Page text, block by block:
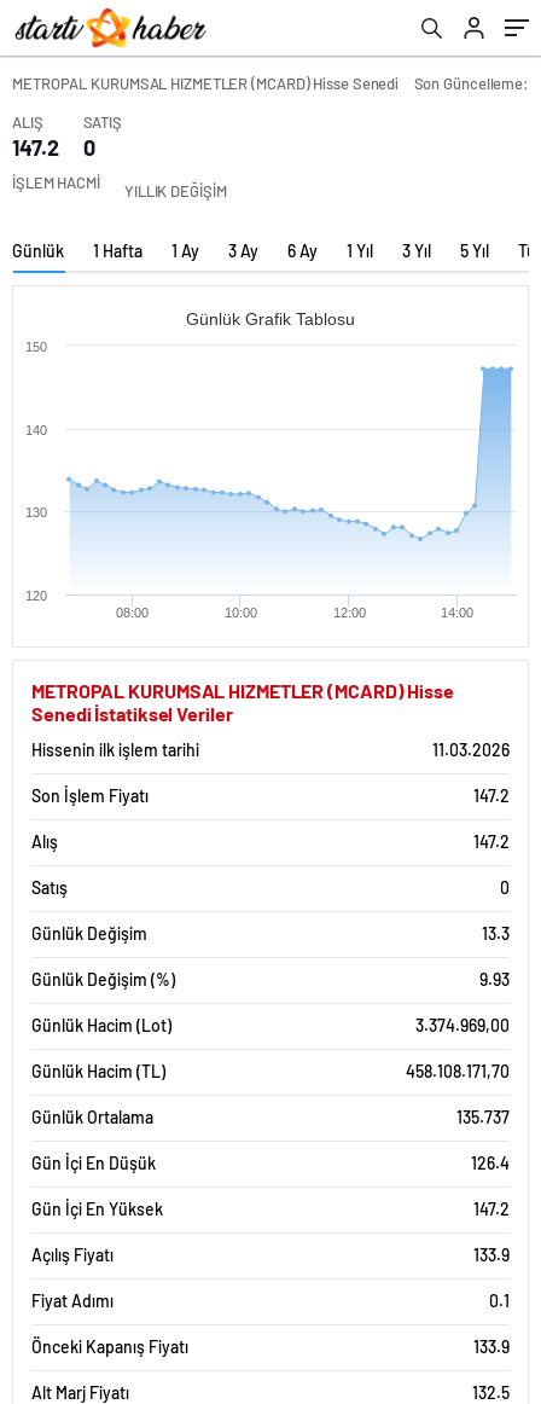
METROPAL KURUMSAL HIZMETLER (MCARD) Hisse Senedi
Son Güncelleme:
ALIŞ
147.2
SATIŞ
0
İŞLEM HACMİ YILLIK DEĞİŞİM
Günlük 1 Hafta 1 Ay 3 Ay 6 Ay 1 Yıl 3 Yıl 5 Yıl
Günlük Grafik Tablosu
08:00 10:00 12:00 14:00
120
130
140
150
METROPAL KURUMSAL HIZMETLER (MCARD) Hisse
Senedi İstatiksel Veriler
Hissenin ilk işlem tarihi 11.03.2026
Son İşlem Fiyatı 147.2
Alış 147.2
Satış 0
Günlük Değişim 13.3
Günlük Değişim (%) 9.93
Günlük Hacim (Lot) 3.374.969,00
Günlük Hacim (TL) 458.108.171,70
Günlük Ortalama 135.737
Gün İçi En Düşük 126.4
Gün İçi En Yüksek 147.2
Açılış Fiyatı 133.9
Fiyat Adımı 0.1
Önceki Kapanış Fiyatı 133.9
Alt Marj Fiyatı 132.5